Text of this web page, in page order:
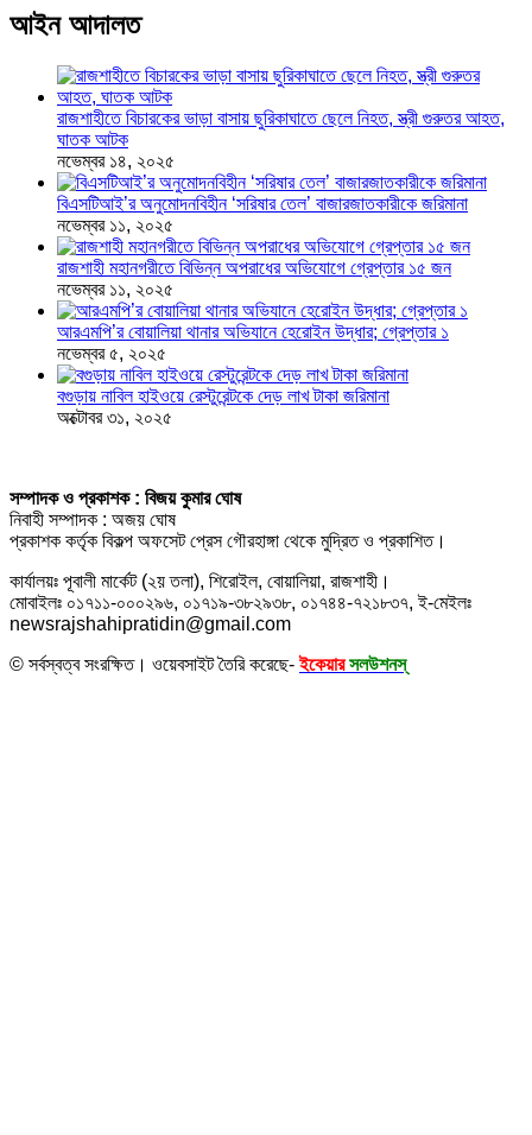
আইন আদালত
রাজশাহীতে বিচারকের ভাড়া বাসায় ছুরিকাঘাতে ছেলে নিহত, স্ত্রী গুরুতর আহত,
ঘাতক আটক
নভেম্বর ১৪, ২০২৫
বিএসটিআই’র অনুমোদনবিহীন ‘সরিষার তেল’ বাজারজাতকারীকে জরিমানা
নভেম্বর ১১, ২০২৫
রাজশাহী মহানগরীতে বিভিন্ন অপরাধের অভিযোগে গ্রেপ্তার ১৫ জন
নভেম্বর ১১, ২০২৫
আরএমপি’র বোয়ালিয়া থানার অভিযানে হেরোইন উদ্ধার; গ্রেপ্তার ১
নভেম্বর ৫, ২০২৫
বগুড়ায় নাবিল হাইওয়ে রেস্টুরেন্টকে দেড় লাখ টাকা জরিমানা
অক্টোবর ৩১, ২০২৫
সম্পাদক ও প্রকাশক : বিজয় কুমার ঘোষ
নিবাহী সম্পাদক : অজয় ঘোষ
প্রকাশক কর্তৃক বিকল্প অফসেট প্রেস গৌরহাঙ্গা থেকে মুদ্রিত ও প্রকাশিত।
কার্যালয়ঃ পূবালী মার্কেট (২য় তলা), শিরোইল, বোয়ালিয়া, রাজশাহী।
মোবাইলঃ ০১৭১১-০০০২৯৬, ০১৭১৯-৩৮২৯৩৮, ০১৭৪৪-৭২১৮৩৭, ই-মেইলঃ
newsrajshahipratidin@gmail.com
© সর্বস্বত্ব সংরক্ষিত। ওয়েবসাইট তৈরি করেছে-ইকেয়ার সলউশনস্